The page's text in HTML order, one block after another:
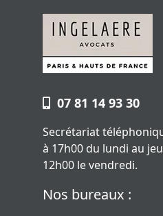
07 81 14 93 30
Secrétariat
à 17h00 du lundi au
12h00 le vendredi.
Nos bureaux :